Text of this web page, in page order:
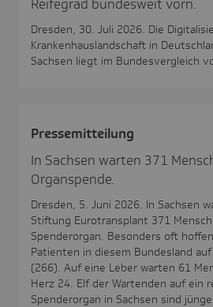
Reifegrad bundesweit vorn.
Dresden, 30. Juli 2026. Die
Krankenhauslandschaft in
Sachsen liegt im Bundesvergleich
Pres­se­mit­tei­lung
In Sachsen warten 371
Organspende.
Dresden, 5. Juni 2026. In Sachsen
Stiftung Eurotransplant 371
Spenderorgan. Besonders oft
Patienten in diesem Bundesland
(266). Auf eine Leber warten 61
Herz 24. Elf der Wartenden auf ein
Spenderorgan in Sachsen sind